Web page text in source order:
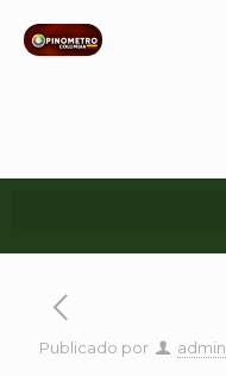
Publicado por admin